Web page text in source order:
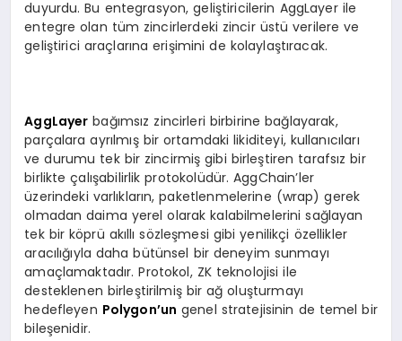
duyurdu. Bu entegrasyon, geliştiricilerin AggLayer ile
entegre olan tüm zincirlerdeki zincir üstü verilere ve
geliştirici araçlarına erişimini de kolaylaştıracak.
AggLayer bağımsız zincirleri birbirine bağlayarak,
parçalara ayrılmış bir ortamdaki likiditeyi, kullanıcıları
ve durumu tek bir zincirmiş gibi birleştiren tarafsız bir
birlikte çalışabilirlik protokolüdür. AggChain’ler
üzerindeki varlıkların, paketlenmelerine (wrap) gerek
olmadan daima yerel olarak kalabilmelerini sağlayan
tek bir köprü akıllı sözleşmesi gibi yenilikçi özellikler
aracılığıyla daha bütünsel bir deneyim sunmayı
amaçlamaktadır. Protokol, ZK teknolojisi ile
desteklenen birleştirilmiş bir ağ oluşturmayı
hedefleyen Polygon’un genel stratejisinin de temel bir
bileşenidir.